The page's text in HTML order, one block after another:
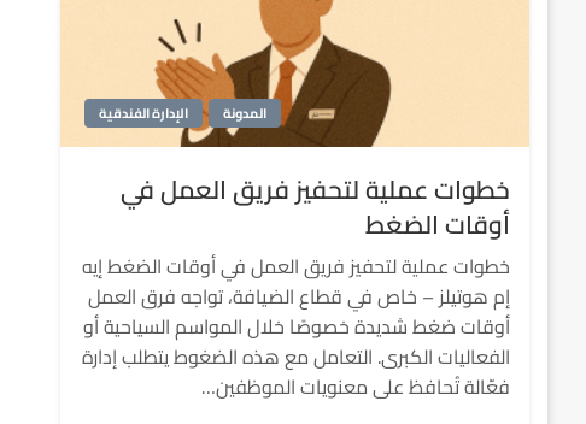
الإدارة الفندقية المدونة
خطوات عملية لتحفيز فريق العمل في
أوقات الضغط
خطوات عملية لتحفيز فريق العمل في أوقات الضغط إيه
إم هوتيلز – خاص في قطاع الضيافة، تواجه فرق العمل
أوقات ضغط شديدة خصوصًا خلال المواسم السياحية أو
الفعاليات الكبرى. التعامل مع هذه الضغوط يتطلب إدارة
فعّالة تُحافظ على معنويات الموظفين…